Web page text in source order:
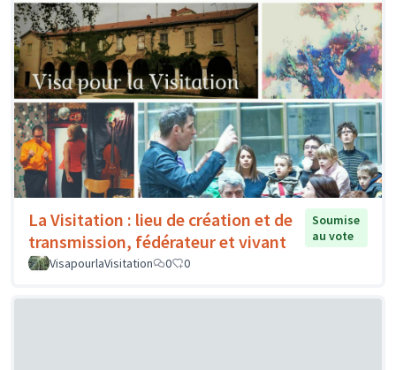
La Visitation : lieu de création et de
transmission, fédérateur et vivant
Soumise
au vote
VisapourlaVisitation
0 0